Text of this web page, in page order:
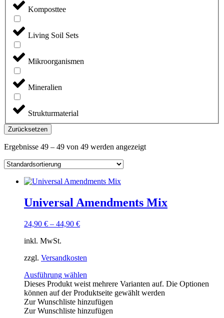
Komposttee
Living Soil Sets
Mikroorganismen
Mineralien
Strukturmaterial
Zurücksetzen
Ergebnisse 49 – 49 von 49 werden angezeigt
Universal Amendments Mix
24,90 € – 44,90 €
inkl. MwSt.
zzgl. Versandkosten
Ausführung wählen
Dieses Produkt weist mehrere Varianten auf. Die Optionen
können auf der Produktseite gewählt werden
Zur Wunschliste hinzufügen
Zur Wunschliste hinzufügen